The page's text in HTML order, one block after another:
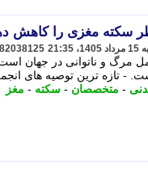
82038125
مرگ و ناتوانی در جهان
- تازه ترین توصیه های
- متخصصان - سکته - مغز